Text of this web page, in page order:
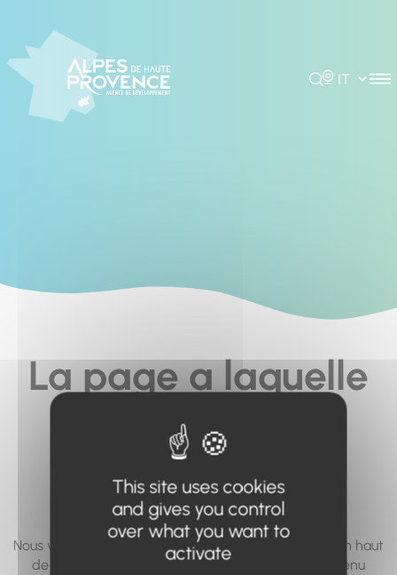
Rechercher
Choisir la
La page a laquelle
vous cherchez à
accéder n'existe
pas... ou plus.
Nous vous invitons à utiliser le moteur de recherche en haut
de page, ou à utiliser le menu pour trouver le contenu
This site uses cookies
and gives you control
over what you want to
activate